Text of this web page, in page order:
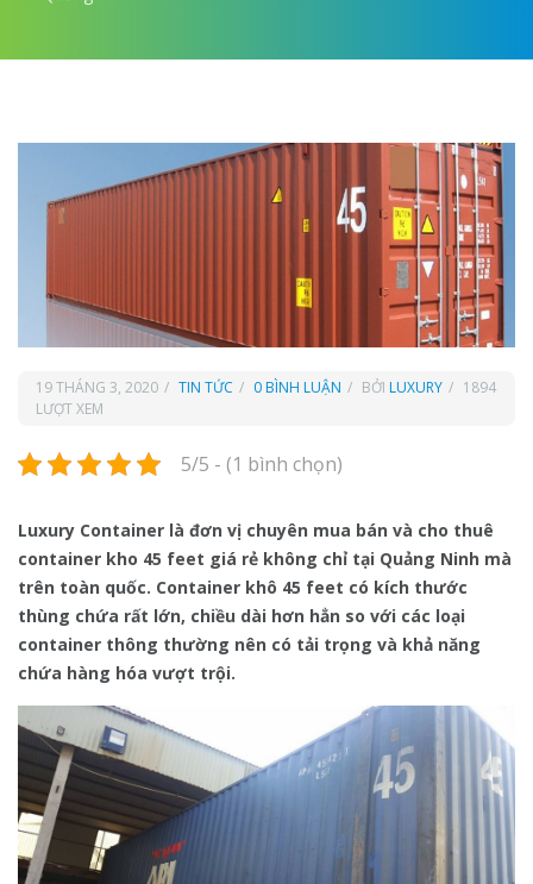
19 THÁNG 3, 2020 TIN TỨC 0 BÌNH LUẬN BỞI LUXURY
1894
LƯỢT XEM
5/5 - (1 bình chọn)
Luxury Container là đơn vị chuyên mua bán và cho thuê
container kho 45 feet giá rẻ không chỉ tại Quảng Ninh mà
trên toàn quốc. Container khô 45 feet có kích thước
thùng chứa rất lớn, chiều dài hơn hẳn so với các loại
container thông thường nên có tải trọng và khả năng
chứa hàng hóa vượt trội.